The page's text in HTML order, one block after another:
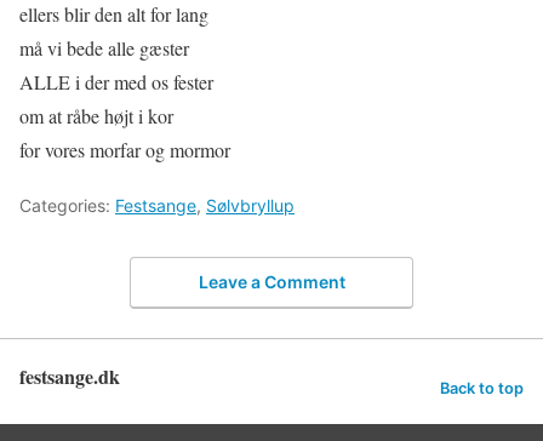
ellers blir den alt for lang
må vi bede alle gæster
ALLE i der med os fester
om at råbe højt i kor
for vores morfar og mormor
Categories: Festsange, Sølvbryllup
Leave a Comment
festsange.dk Back to top